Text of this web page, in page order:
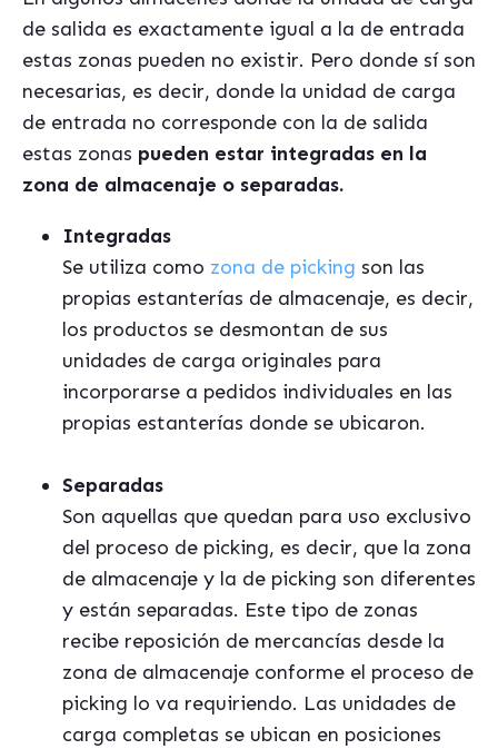
de salida es exactamente igual a la de entrada
estas zonas pueden no existir. Pero donde sí son
necesarias, es decir, donde la unidad de carga
de entrada no corresponde con la de salida
estas zonas pueden estar integradas en la
zona de almacenaje o separadas.
Integradas
Se utiliza como zona de picking son las
propias estanterías de almacenaje, es decir,
los productos se desmontan de sus
unidades de carga originales para
incorporarse a pedidos individuales en las
propias estanterías donde se ubicaron.
Separadas
Son aquellas que quedan para uso exclusivo
del proceso de picking, es decir, que la zona
de almacenaje y la de picking son diferentes
y están separadas. Este tipo de zonas
recibe reposición de mercancías desde la
zona de almacenaje conforme el proceso de
picking lo va requiriendo. Las unidades de
carga completas se ubican en posiciones